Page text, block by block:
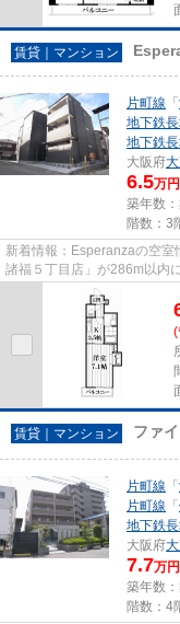
賃貸｜マンション
片町線 「
地下鉄
地下鉄
大阪府
6.5万円
築年数
階数：3
新着情報：Esperanzaの空
諸福５丁目店」が286m以内
す。築3年の物件です。条件
(
賃貸｜マンション ファ
片町線 「
片町線 「
地下鉄
大阪府
7.7万円
築年数
階数：4